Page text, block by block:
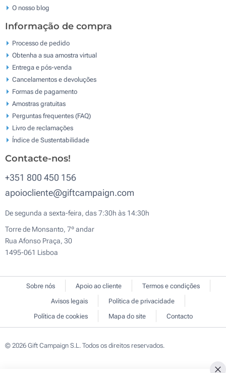
O nosso blog
Informação de compra
Processo de pedido
Obtenha a sua amostra virtual
Entrega e pós-venda
Cancelamentos e devoluções
Formas de pagamento
Amostras gratuitas
Perguntas frequentes (FAQ)
Livro de reclamaçōes
Índice de Sustentabilidade
Contacte-nos!
+351 800 450 156
apoiocliente@giftcampaign.com
De segunda a sexta-feira, das 7:30h às 14:30h
Torre de Monsanto, 7º andar
Rua Afonso Praça, 30
1495-061 Lisboa
Sobre nós Apoio ao cliente
Termos e condições
Avisos legais
Política de privacidade
Política de cookies
Mapa do site Contacto
© 2026 Gift Campaign S.L. Todos os direitos reservados.